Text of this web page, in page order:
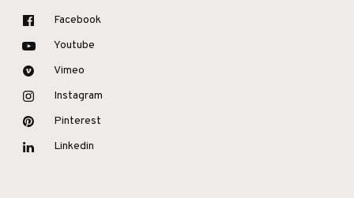
Facebook
Youtube
Vimeo
Instagram
Pinterest
Linkedin